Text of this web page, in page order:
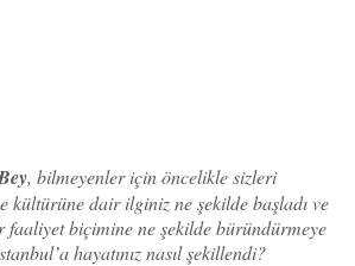
, bilmeyenler için öncelikle sizleri
kültürüne dair ilginiz ne şekilde başladı ve
faaliyet biçimine ne şekilde büründürmeye
hayatınız nasıl şekillendi?